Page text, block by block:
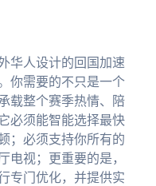
华人设计的回国加速
你需要的不只是一个
载整个赛季热情、陪
必须能智能选择最快
；必须支持你所有的
电视；更重要的是，
专门优化，并提供实